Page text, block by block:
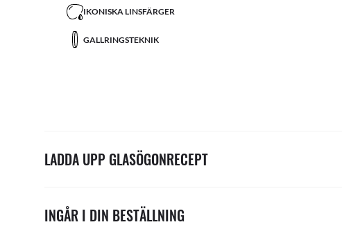
IKONISKA LINSFÄRGER
GALLRINGSTEKNIK
LADDA UPP GLASÖGONRECEPT
INGÅR I DIN BESTÄLLNING